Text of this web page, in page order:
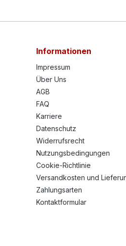
Informationen
Impressum
Über Uns
AGB
FAQ
Karriere
Datenschutz
Widerrufsrecht
Nutzungsbedingungen
Cookie-Richtlinie
Versandkosten und
Zahlungsarten
Kontaktformular